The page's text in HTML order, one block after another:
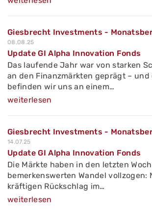
Giesbrecht Investments -
08.08.25
Update GI Alpha Innovation Fonds
Das laufende Jahr war von starken
an den Finanzmärkten geprägt – und
befinden wir uns an einem…
weiterlesen
Giesbrecht Investments -
14.07.25
Update GI Alpha Innovation Fonds
Die Märkte haben in den letzten
bemerkenswerten Wandel vollzogen:
kräftigen Rückschlag im…
weiterlesen